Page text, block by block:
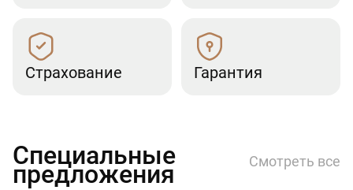
Страхование Гарантия
Специальные
предложения Смотреть все